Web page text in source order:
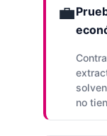
💼
no